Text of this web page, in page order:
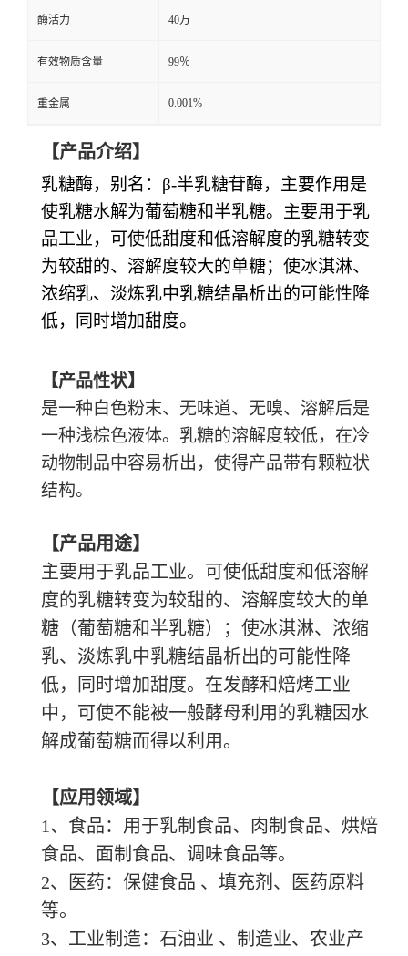
酶活力 40万
有效物质含量 99％
重金属 0.001%
【产品介绍】
乳糖酶，别名： β-半乳糖苷酶，主要作用是
使乳糖水解为葡萄糖和半乳糖。主要用于乳
品工业，可使低甜度和低溶解度的乳糖转变
为较甜的、溶解度较大的单糖；使冰淇淋、
浓缩乳、淡炼乳中乳糖结晶析出的可能性降
低，同时增加甜度。
【产品性状】
是一种白色粉末、无味道、无嗅、溶解后是
一种浅棕色液体。乳糖的溶解度较低，在冷
动物制品中容易析出，使得产品带有颗粒状
结构。
【产品用途】
主要用于乳品工业。可使低甜度和低溶解
度的乳糖转变为较甜的、溶解度较大的单
糖（葡萄糖和半乳糖）；使冰淇淋、浓缩
乳、淡炼乳中乳糖结晶析出的可能性降
低，同时增加甜度。在发酵和焙烤工业
中，可使不能被一般酵母利用的乳糖因水
解成葡萄糖而得以利用。
【应用领域】
1、食品：用于乳制食品、肉制食品、烘焙
食品、面制食品、调味食品等。
2、医药：保健食品 、填充剂、医药原料
等。
3、工业制造：石油业 、制造业、农业产